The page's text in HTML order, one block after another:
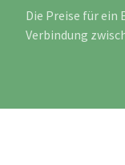
Die Preise für ein
Verbindung